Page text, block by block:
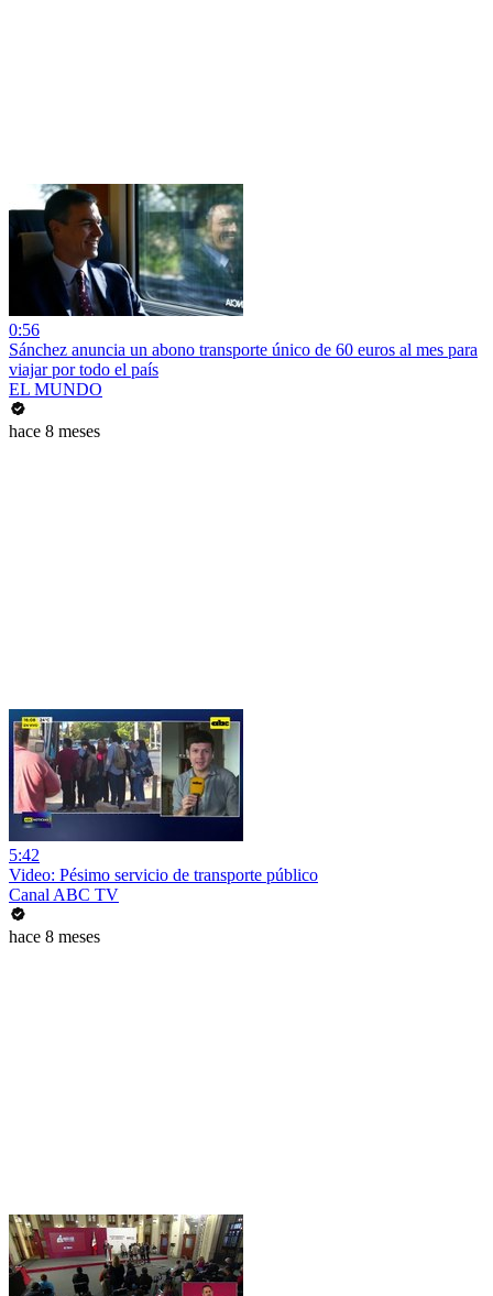
0:56
Sánchez anuncia un abono transporte único de 60 euros al mes para
viajar por todo el país
EL MUNDO
hace 8 meses
5:42
Video: Pésimo servicio de transporte público
Canal ABC TV
hace 8 meses